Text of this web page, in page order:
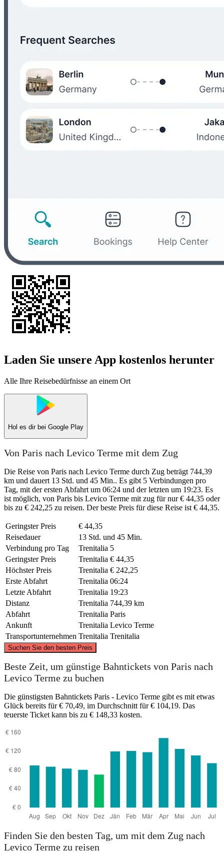
Laden Sie unsere App kostenlos herunter
Alle Ihre Reisebedürfnisse an einem Ort
Hol es dir bei Google Play
Von Paris nach Levico Terme mit dem Zug
Die Reise von Paris nach Levico Terme durch Zug beträgt 744,39
km und dauert 13 Std. und 45 Min.. Es gibt 5 Verbindungen pro
Tag, mit der ersten Abfahrt um 06:24 und der letzten um 19:23. Es
ist möglich, von Paris bis Levico Terme mit zug für nur € 44,35 oder
bis zu € 242,25 zu reisen. Der beste Preis für diese Reise ist € 44,35.
Geringster Preis
€ 44,35
Reisedauer
13 Std. und 45 Min.
Verbindung pro Tag
Trenitalia 5
Geringster Preis
Trenitalia € 44,35
Höchster Preis
Trenitalia € 242,25
Erste Abfahrt
Trenitalia 06:24
Letzte Abfahrt
Trenitalia 19:23
Distanz
Trenitalia 744,39 km
Abfahrt
Trenitalia Paris
Ankunft
Trenitalia Levico Terme
Transportunternehmen Trenitalia Trenitalia
Suchen Sie den besten Preis
Paris
Levico Terme
©CARTO, ©
Beste Zeit, um günstige Bahntickets von Paris nach
Levico Terme zu buchen
Die günstigsten Bahntickets Paris - Levico Terme gibt es mit etwas
Glück bereits für € 70,49, im Durchschnitt für € 104,19. Das
teuerste Ticket kann bis zu € 148,33 kosten.
Finden Sie den besten Tag, um mit dem Zug nach
Levico Terme zu reisen